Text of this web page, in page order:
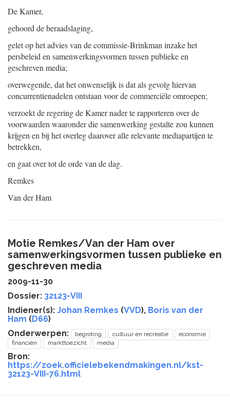
De Kamer,
gehoord de beraadslaging,
gelet op het advies van de commissie-Brinkman inzake het
persbeleid en samenwerkingsvormen tussen publieke en
geschreven media;
overwegende, dat het onwenselijk is dat als gevolg hiervan
concurrentienadelen ontstaan voor de commerciële omroepen;
verzoekt de regering de Kamer nader te rapporteren over de
voorwaarden waaronder die samenwerking gestalte zou kunnen
krijgen en bij het overleg daarover alle relevante mediapartijen te
betrekken,
en gaat over tot de orde van de dag.
Remkes
Van der Ham
Motie Remkes/Van der Ham over
samenwerkingsvormen tussen publieke en
geschreven media
2009-11-30
Dossier: 32123-VIII
Indiener(s): Johan Remkes (VVD), Boris van der
Ham (D66)
Onderwerpen:
begroting cultuur en recreatie
economie
financiën
markttoezicht media
Bron:
https://zoek.officielebekendmakingen.nl/kst-
32123-VIII-76.html